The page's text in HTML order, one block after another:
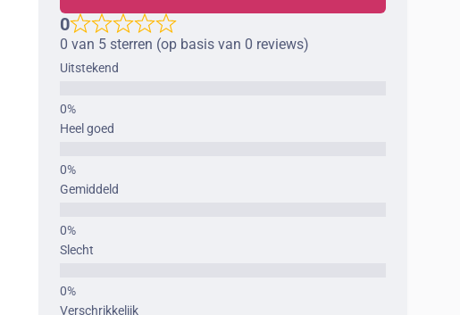
0
0 van 5 sterren (op basis van 0 reviews)
Uitstekend
Heel goed
Gemiddeld
Slecht
Verschrikkelijk